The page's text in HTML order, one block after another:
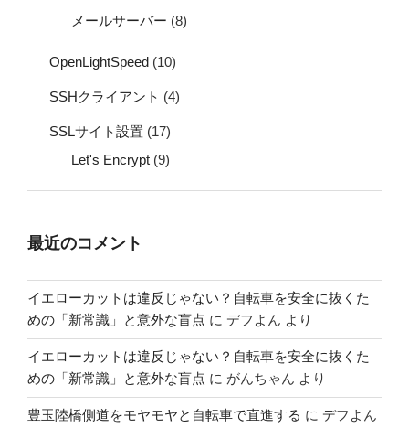
メールサーバー (8)
OpenLightSpeed (10)
SSHクライアント (4)
SSLサイト設置 (17)
Let's Encrypt (9)
最近のコメント
イエローカットは違反じゃない？自転車を安全に抜くた
めの「新常識」と意外な盲点 に デフよん より
イエローカットは違反じゃない？自転車を安全に抜くた
めの「新常識」と意外な盲点 に がんちゃん より
豊玉陸橋側道をモヤモヤと自転車で直進する に デフよん